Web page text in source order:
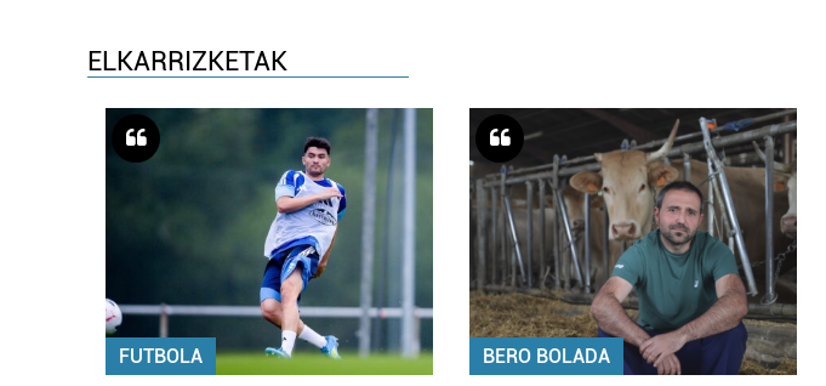
ELKARRIZKETAK
FUTBOLA BERO BOLADA